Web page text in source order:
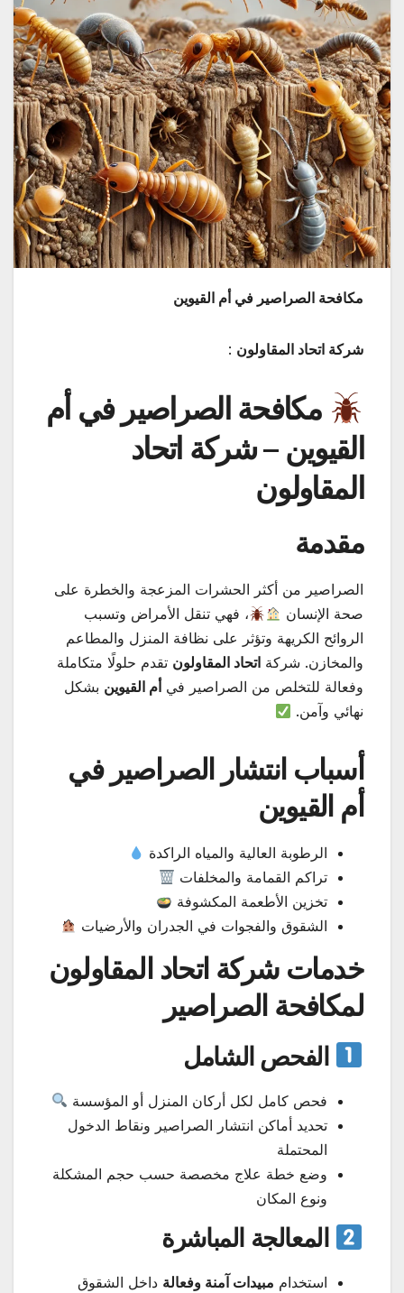
مكافحة الصراصير في أم القيوين
شركة اتحاد المقاولون :
مكافحة الصراصير في أم
القيوين – شركة اتحاد
المقاولون
مقدمة
الصراصير من أكثر الحشرات المزعجة والخطرة على
صحة الإنسان
، فهي تنقل الأمراض وتسبب
الروائح الكريهة وتؤثر على نظافة المنزل والمطاعم
والمخازن. شركة اتحاد المقاولون تقدم حلولًا متكاملة
وفعالة للتخلص من الصراصير في أم القيوين بشكل
نهائي وآمن.
أسباب انتشار الصراصير في
أم القيوين
الرطوبة العالية والمياه الراكدة
تراكم القمامة والمخلفات
تخزين الأطعمة المكشوفة
الشقوق والفجوات في الجدران والأرضيات
خدمات شركة اتحاد المقاولون
لمكافحة الصراصير
الفحص الشامل
فحص كامل لكل أركان المنزل أو المؤسسة
تحديد أماكن انتشار الصراصير ونقاط الدخول
المحتملة
وضع خطة علاج مخصصة حسب حجم المشكلة
ونوع المكان
المعالجة المباشرة
استخدام مبيدات آمنة وفعالة داخل الشقوق